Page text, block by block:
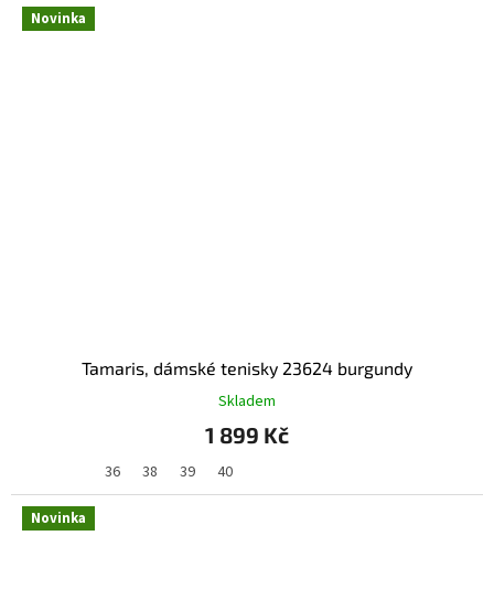
Novinka
Tamaris, dámské tenisky 23624 burgundy
Skladem
1 899 Kč
36 38 39 40
Novinka